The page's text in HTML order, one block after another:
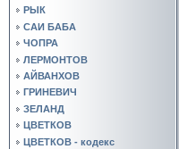
РЫК
САИ БАБА
ЧОПРА
ЛЕРМОНТОВ
АЙВАНХОВ
ГРИНЕВИЧ
ЗЕЛАНД
ЦВЕТКОВ
ЦВЕТКОВ - кодекс